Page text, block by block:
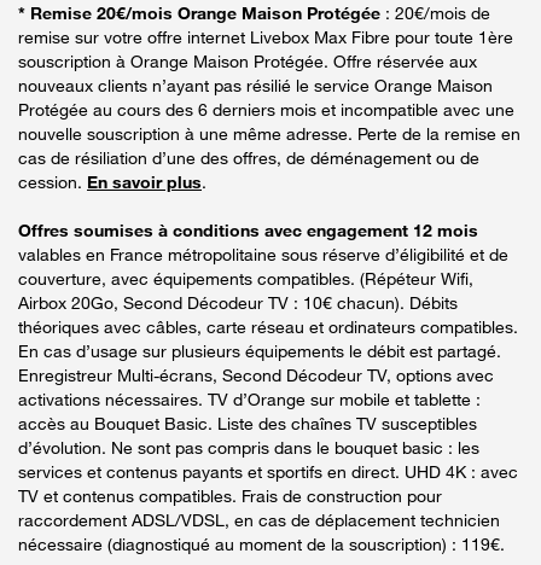
* Remise 20€/mois Orange Maison Protégée : 20€/mois de
remise sur votre offre internet Livebox Max Fibre pour toute 1ère
souscription à Orange Maison Protégée. Offre réservée aux
nouveaux clients n’ayant pas résilié le service Orange Maison
Protégée au cours des 6 derniers mois et incompatible avec une
nouvelle souscription à une même adresse. Perte de la remise en
cas de résiliation d’une des offres, de déménagement ou de
cession. En savoir plus.
Offres soumises à conditions avec engagement 12 mois
valables en France métropolitaine sous réserve d’éligibilité et de
couverture, avec équipements compatibles. (Répéteur Wifi,
Airbox 20Go, Second Décodeur TV : 10€ chacun). Débits
théoriques avec câbles, carte réseau et ordinateurs compatibles.
En cas d’usage sur plusieurs équipements le débit est partagé.
Enregistreur Multi-écrans, Second Décodeur TV, options avec
activations nécessaires. TV d’Orange sur mobile et tablette :
accès au Bouquet Basic. Liste des chaînes TV susceptibles
d’évolution. Ne sont pas compris dans le bouquet basic : les
services et contenus payants et sportifs en direct. UHD 4K : avec
TV et contenus compatibles. Frais de construction pour
raccordement ADSL/VDSL, en cas de déplacement technicien
nécessaire (diagnostiqué au moment de la souscription) : 119€.